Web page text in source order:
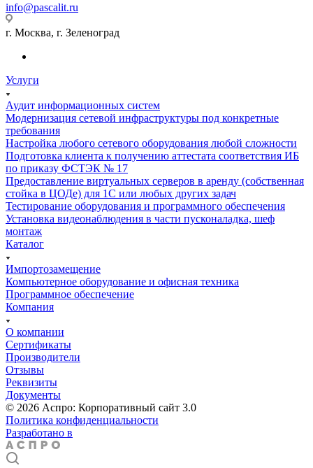
info@pascalit.ru
г. Москва, г. Зеленоград
Услуги
Аудит информационных систем
Модернизация сетевой инфраструктуры под конкретные
требования
Настройка любого сетевого оборудования любой сложности
Подготовка клиента к получению аттестата соответствия ИБ
по приказу ФСТЭК № 17
Предоставление виртуальных серверов в аренду (собственная
стойка в ЦОДе) для 1С или любых других задач
Тестирование оборудования и программного обеспечения
Установка видеонаблюдения в части пусконаладка, шеф
монтаж
Каталог
Импортозамещение
Компьютерное оборудование и офисная техника
Программное обеспечение
Компания
О компании
Сертификаты
Производители
Отзывы
Реквизиты
Документы
© 2026 Аспро: Корпоративный сайт 3.0
Политика конфиденциальности
Разработано в